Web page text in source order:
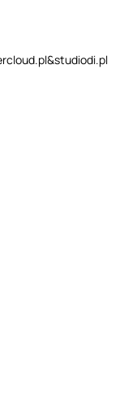
studiodi.pl
&